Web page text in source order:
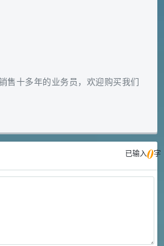
售十多年的业务员，欢迎购买我们
已输入0字